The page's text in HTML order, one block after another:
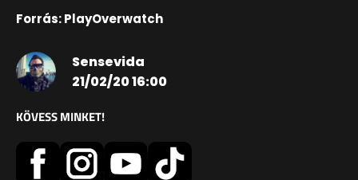
Forrás: PlayOverwatch
Sensevida
21/02/20 16:00
KÖVESS MINKET!